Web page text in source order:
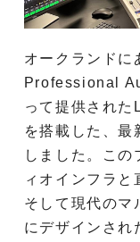
オークランド
Professional
って提供され
を搭載した、最
しました。こ
ィオインフラと
そして現代のマ
にデザインされ